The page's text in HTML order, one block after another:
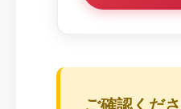
ご確認くだ